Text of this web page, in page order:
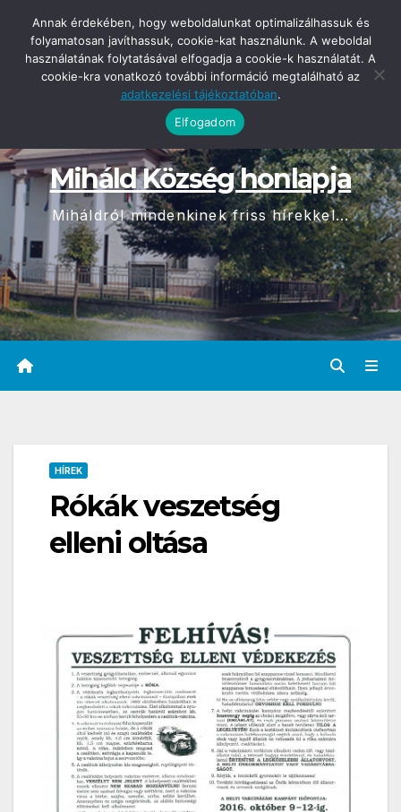
content
2026-08-10 10:31
Miháld Község honlapja
Miháldról mindenkinek friss hírekkel...
HÍREK
Rókák veszetség
elleni oltása
Annak érdekében, hogy weboldalunkat optimalizálhassuk és
folyamatosan javíthassuk, cookie-kat használunk. A weboldal
használatának folytatásával elfogadja a cookie-k használatát. A
cookie-kra vonatkozó további információ megtalálható az
adatkezelési tájékoztatóban.
Elfogadom